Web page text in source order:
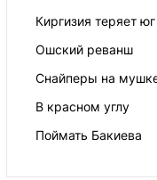
Киргизия теряет юг
Ошский реванш
Снайперы на
В красном углу
Поймать Бакиева